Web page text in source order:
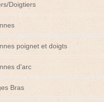
Doigtiers
poignet et doigts
d'arc
Bras